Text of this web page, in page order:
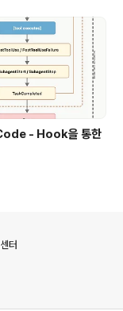
- Hook을 통한
터